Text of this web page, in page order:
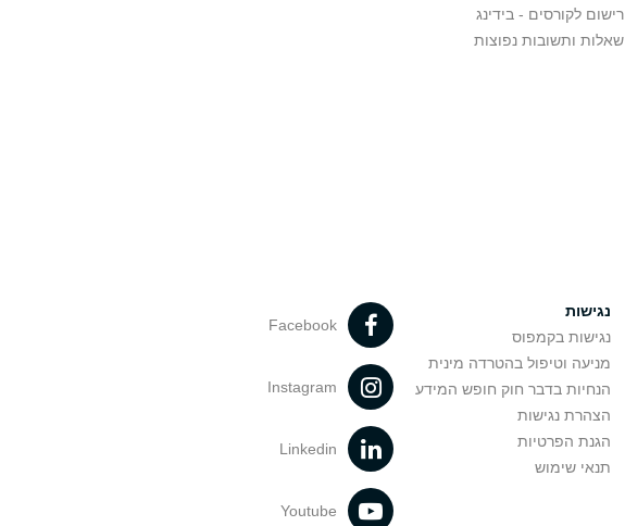
רישום לקורסים - בידינג
שאלות ותשובות נפוצות
נגישות
נגישות בקמפוס
מניעה וטיפול בהטרדה מינית
הנחיות בדבר חוק חופש המידע
הצהרת נגישות
הגנת הפרטיות
תנאי שימוש
Facebook
Instagram
Linkedin
Youtube